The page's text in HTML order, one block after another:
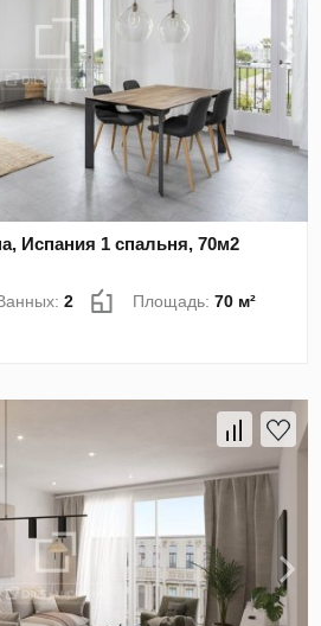
Испания 1 спальня, 70м2
2 Площадь:70 м²